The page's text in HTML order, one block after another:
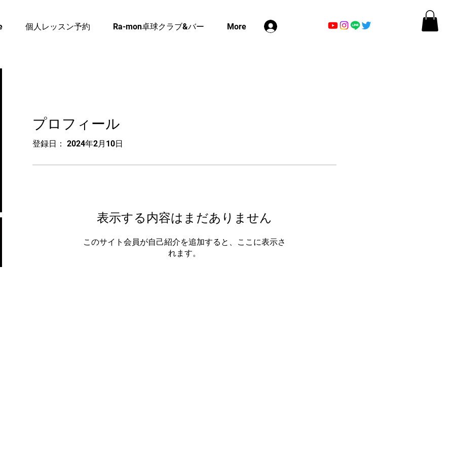
個人レッスン予約 Ra-mon卓球クラブ&バー More
プロフィール
登録日： 2024年2月10日
表示する内容はまだありません
このサイト会員が自己紹介を追加すると、ここに表示さ
れます。